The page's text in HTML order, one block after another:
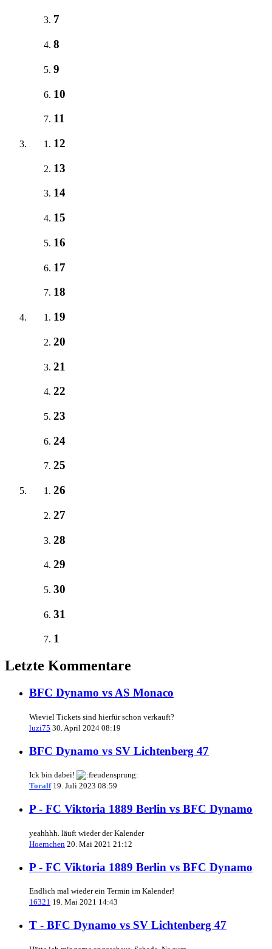
7
8
9
10
11
12
13
14
15
16
17
18
19
20
21
22
23
24
25
26
27
28
29
30
31
1
Letzte Kommentare
BFC Dynamo vs AS Monaco
Wieviel Tickets sind hierfür schon verkauft?
luzi75 30. April 2024 08:19
BFC Dynamo vs SV Lichtenberg 47
Ick bin dabei!
Toralf 19. Juli 2023 08:59
P - FC Viktoria 1889 Berlin vs BFC Dynamo
yeahhhh. läuft wieder der Kalender
Hoernchen 20. Mai 2021 21:12
P - FC Viktoria 1889 Berlin vs BFC Dynamo
Endlich mal wieder ein Termin im Kalender!
16321 19. Mai 2021 14:43
T - BFC Dynamo vs SV Lichtenberg 47